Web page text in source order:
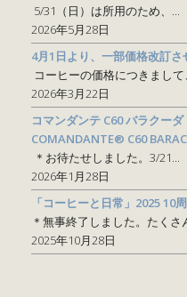
5/31（日）は所用のため、...
2026年5月28日
4月1日より、一部価格改訂
コーヒーの価格につきまして
2026年3月22日
コマンダンテ C60 バラクー
COMANDANTE® C60
＊お待たせしました。3/21...
2026年1月28日
「コーヒーと日常」2025 10
＊無事終了しました。たくさ
2025年10月28日